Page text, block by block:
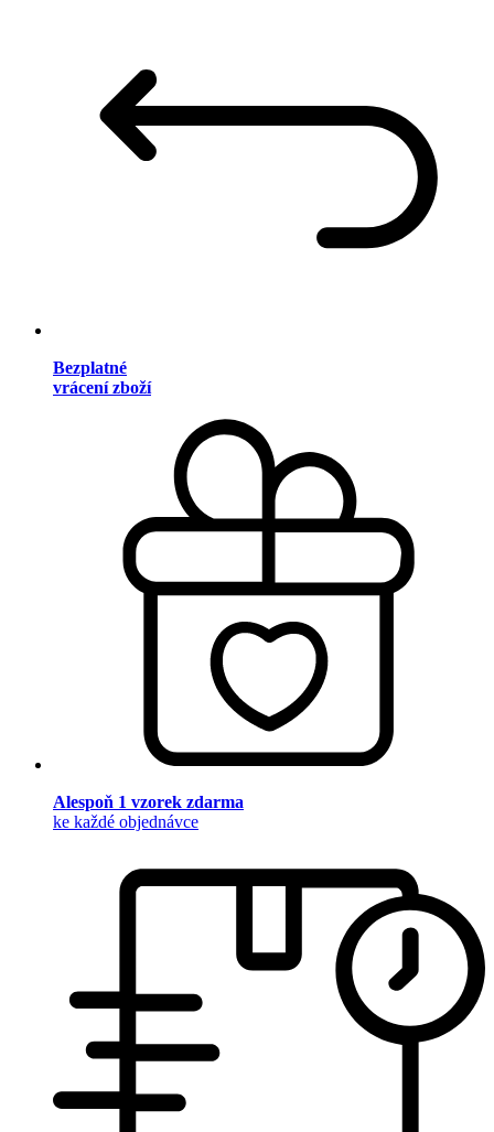
Bezplatné
vrácení zboží
Alespoň 1 vzorek zdarma
ke každé objednávce